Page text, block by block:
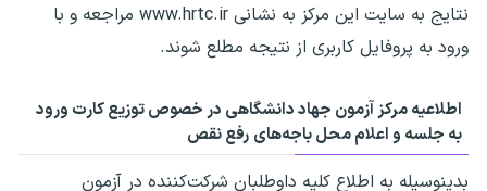
نتایج به سایت این مرکز به نشانی www.hrtc.ir مراجعه و با
ورود به پروفایل کاربری از نتیجه مطلع شوند.
اطلاعیه مرکز آزمون جهاد دانشگاهی در خصوص توزیع کارت ورود
به جلسه و اعلام محل باجه‌های رفع نقص
بدینوسیله به اطلاع کلیه داوطلبان شرکت‌کننده در آزمون